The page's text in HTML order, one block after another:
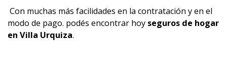
Con muchas más facilidades en la contratación y en el
modo de pago. podés encontrar hoy seguros de hogar
en Villa Urquiza.